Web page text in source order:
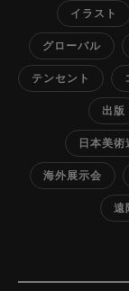
イラスト
グローバル
テンセント
出版
日本美術
海外展示会
遠